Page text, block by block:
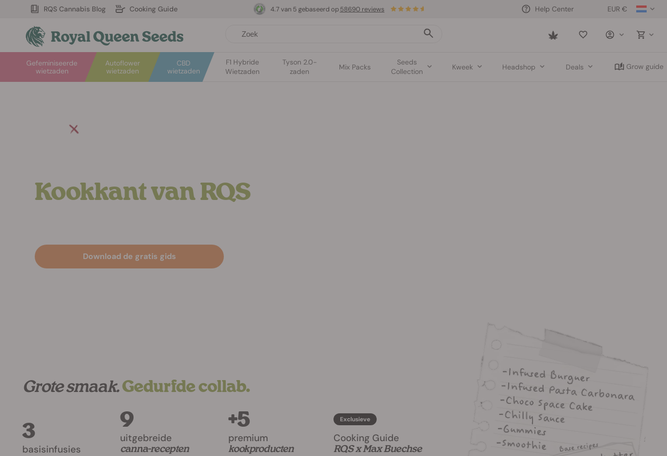
RQS Cannabis Blog Cooking Guide EUR €
Help Center
Saved
Autoflower
wietzaden
Gefeminiseerde
wietzaden
CBD
wietzaden
F1 Hybride
Wietzaden
Tyson 2.0-
zaden
Mix Packs
Seeds
Collection
Kweek Headshop Deals Grow guide
4.7 van 5 gebaseerd op 58690 reviews
Kookkant van RQS
Download de gratis gids
Grote smaak.Gedurfde collab.
3
basisinfusies
9
uitgebreide
canna-recepten
+5
premium
kookproducten
Exclusieve
Cooking Guide
RQS x Max Buechse